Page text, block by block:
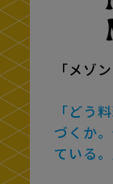
「メゾ
「どう
づくか
ている。